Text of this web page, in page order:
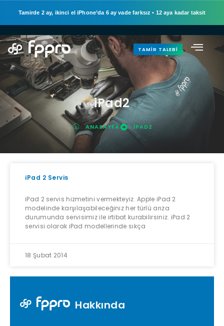
Tamirde 2 ay, ikinci el iPhone’da 6 ay vade farksız • 12 aya kadar taksit
TAMIR TALEBI
iPad2
ANASAYFA IPAD2
iPad 2 Servis
iPad 2 servis hizmetini vermekteyiz. Apple iPad 2
modelinde karşılaşabileceğiniz her türlü arıza
durumunda servisimiz ile irtibat kurabilirsiniz. iPad 2
servisi olarak iPad modellerinde sıkça
18 Şubat 2014
Hakkında